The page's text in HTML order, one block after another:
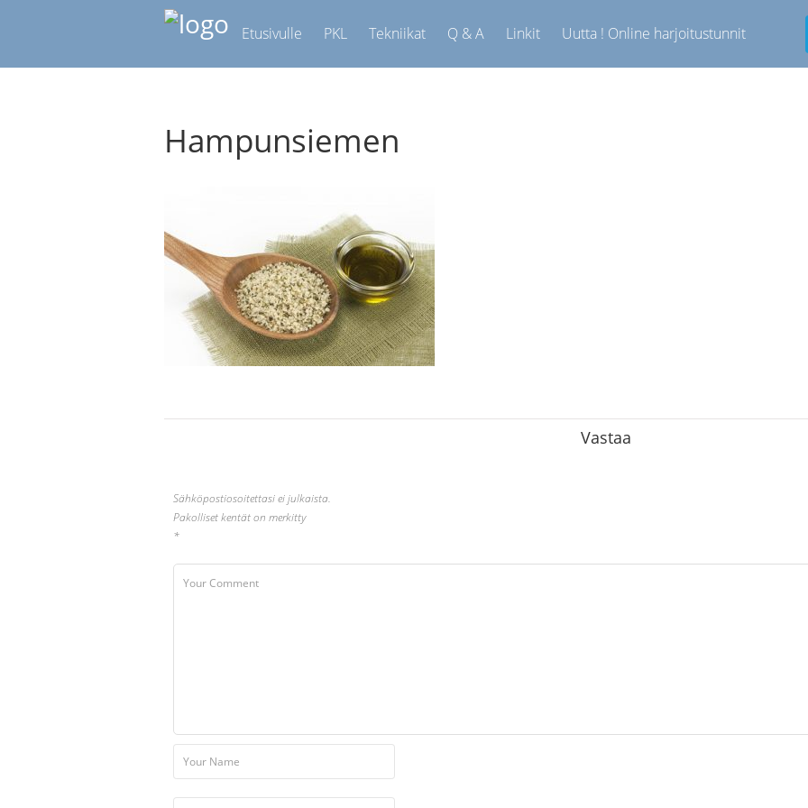
Etusivulle PKL Tekniikat Q & A Linkit Uutta ! Online harjoitustunnit
Hampunsiemen
Vastaa
Sähköpostiosoitettasi ei julkaista.
Pakolliset kentät on merkitty
*